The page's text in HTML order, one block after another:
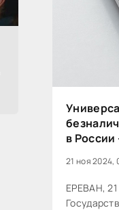
в России
21 ноя 2024,
ЕРЕВАН,